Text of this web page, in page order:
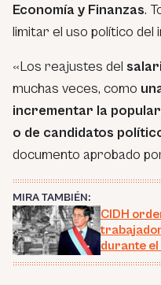
Economía y Finanzas.
limitar el uso político del
«Los reajustes del
muchas veces, como
incrementar la
o de candidatos
documento aprobado
MIRA TAMBIÉN:
CIDH
durante